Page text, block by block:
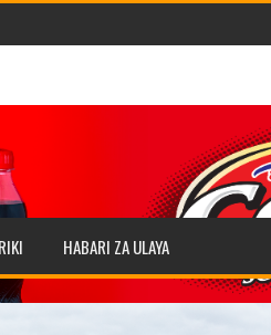
HABARI ZA ULAYA